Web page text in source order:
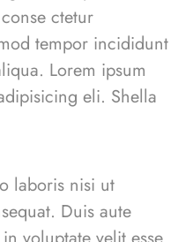
ctetur
tempor incididunt
Lorem ipsum
eli. Shella
laboris nisi ut
Duis aute